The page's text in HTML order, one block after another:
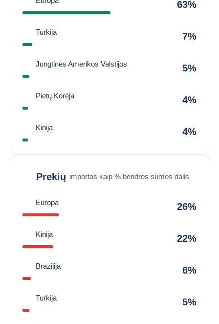
63%
Turkija 7%
Jungtinės Amerikos Valstijos 5%
Pietų Korėja 4%
Kinija 4%
Prekių importas kaip % bendros sumos dalis
Europa 26%
Kinija 22%
Brazilija 6%
Turkija 5%